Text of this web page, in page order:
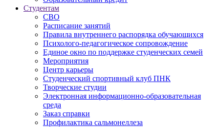
Студентам
СВО
Расписание занятий
Правила внутреннего распорядка обучающихся
Психолого-педагогическое сопровождение
Единое окно по поддержке студенческих семей
Мероприятия
Центр карьеры
Студенческий спортивный клуб ПНК
Творческие студии
Электронная информационно-образовательная
среда
Заказ справки
Профилактика сальмонеллеза